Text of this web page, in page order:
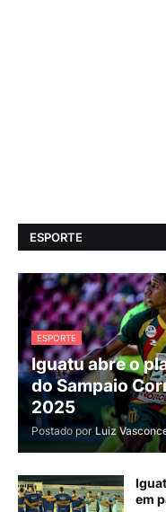
ESPORTE
ESPORTE
Iguatu abre o
do Sampaio
2025
Postado por Luiz
em